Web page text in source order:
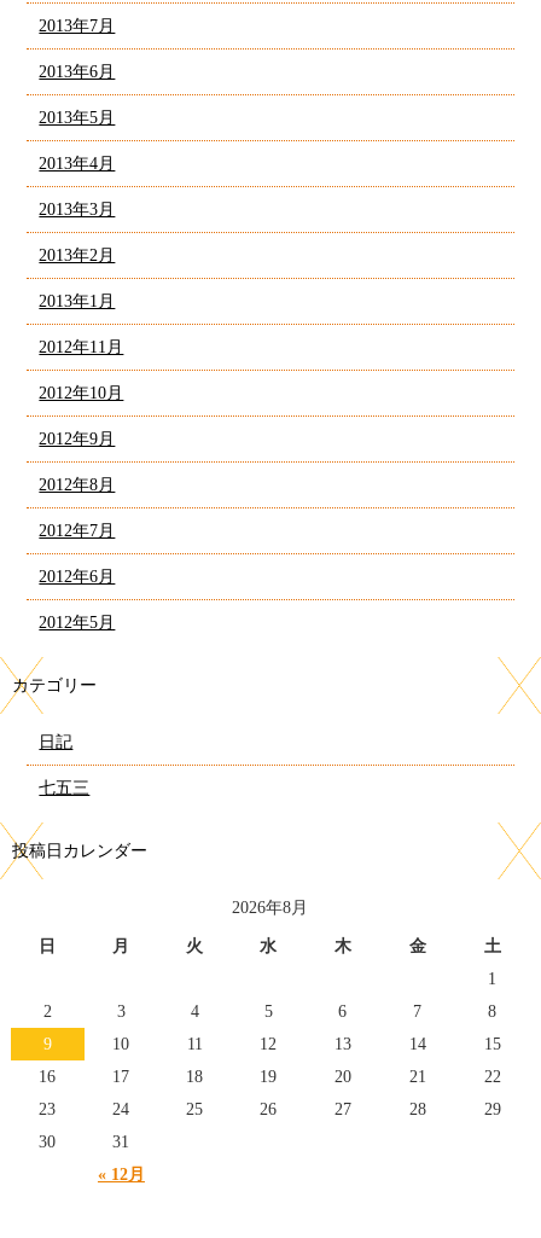
2013年7月
2013年6月
2013年5月
2013年4月
2013年3月
2013年2月
2013年1月
2012年11月
2012年10月
2012年9月
2012年8月
2012年7月
2012年6月
2012年5月
カテゴリー
日記
七五三
投稿日カレンダー
2026年8月
日 月 火 水 木 金 土
« 12月
1
2
3 4 5 6 7
8
9
10 11 12 13 14
15
16
17 18 19 20 21
22
23
24 25 26 27 28
29
30
31